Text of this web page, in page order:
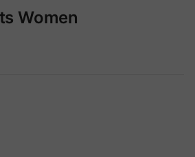
Women